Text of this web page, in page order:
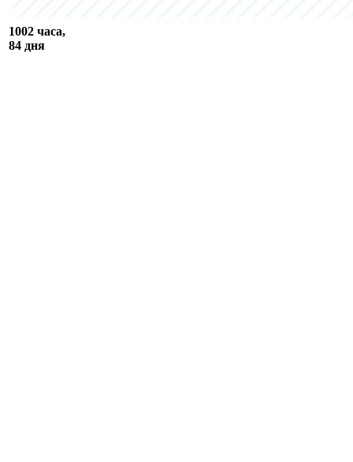
1002 часа,
84 дня